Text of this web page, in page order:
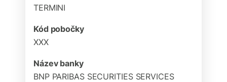
TERMINI
Kód pobočky
XXX
Název banky
BNP PARIBAS SECURITIES SERVICES